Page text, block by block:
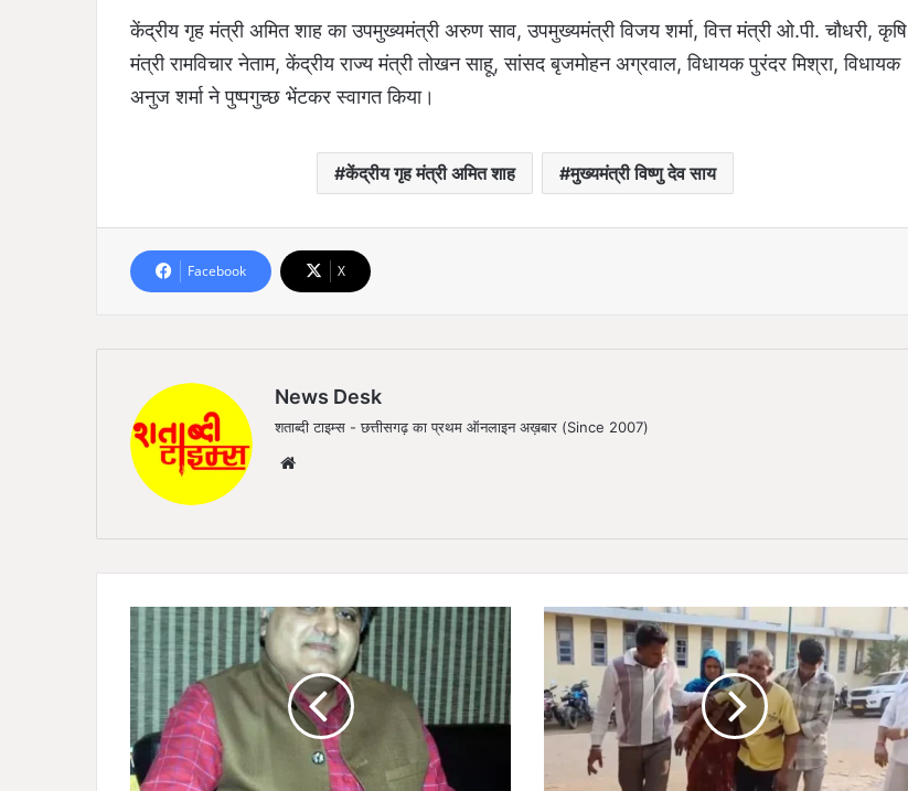
केंद्रीय गृह मंत्री अमित शाह का उपमुख्यमंत्री अरुण साव, उपमुख्यमंत्री विजय शर्मा, वित्त मंत्री ओ.पी. चौधरी, कृषि
मंत्री रामविचार नेताम, केंद्रीय राज्य मंत्री तोखन साहू, सांसद बृजमोहन अग्रवाल, विधायक पुरंदर मिश्रा, विधायक
अनुज शर्मा ने पुष्पगुच्छ भेंटकर स्वागत किया।
केंद्रीय गृह मंत्री अमित शाह मुख्यमंत्री विष्णु देव साय
Facebook X
News Desk
शताब्दी टाइम्स - छत्तीसगढ़ का प्रथम ऑनलाइन अख़बार (Since 2007)
ब्रे
किं
ग
छ
त्ती
स
ग
ढ़
ब
लौ
बा
जा
र
कि